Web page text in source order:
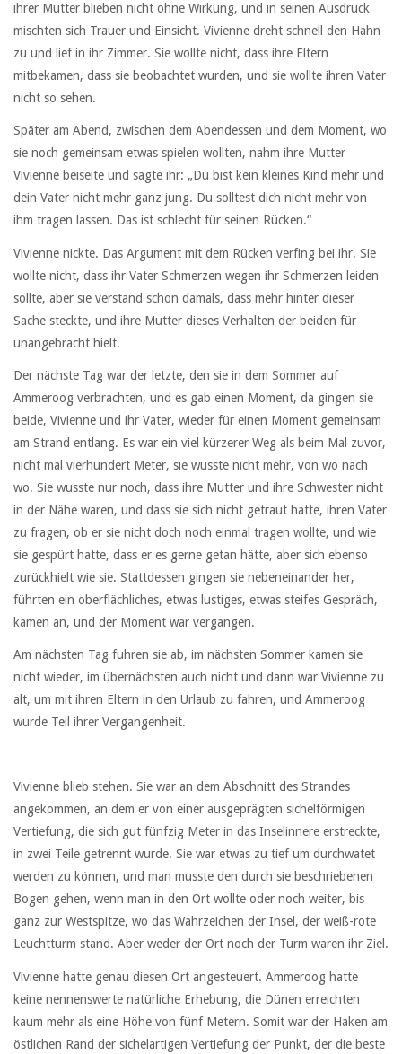
ihrer Mutter blieben nicht ohne Wirkung, und in seinen Ausdruck
mischten sich Trauer und Einsicht. Vivienne dreht schnell den Hahn
zu und lief in ihr Zimmer. Sie wollte nicht, dass ihre Eltern
mitbekamen, dass sie beobachtet wurden, und sie wollte ihren Vater
nicht so sehen.
Später am Abend, zwischen dem Abendessen und dem Moment, wo
sie noch gemeinsam etwas spielen wollten, nahm ihre Mutter
Vivienne beiseite und sagte ihr: „Du bist kein kleines Kind mehr und
dein Vater nicht mehr ganz jung. Du solltest dich nicht mehr von
ihm tragen lassen. Das ist schlecht für seinen Rücken.“
Vivienne nickte. Das Argument mit dem Rücken verfing bei ihr. Sie
wollte nicht, dass ihr Vater Schmerzen wegen ihr Schmerzen leiden
sollte, aber sie verstand schon damals, dass mehr hinter dieser
Sache steckte, und ihre Mutter dieses Verhalten der beiden für
unangebracht hielt.
Der nächste Tag war der letzte, den sie in dem Sommer auf
Ammeroog verbrachten, und es gab einen Moment, da gingen sie
beide, Vivienne und ihr Vater, wieder für einen Moment gemeinsam
am Strand entlang. Es war ein viel kürzerer Weg als beim Mal zuvor,
nicht mal vierhundert Meter, sie wusste nicht mehr, von wo nach
wo. Sie wusste nur noch, dass ihre Mutter und ihre Schwester nicht
in der Nähe waren, und dass sie sich nicht getraut hatte, ihren Vater
zu fragen, ob er sie nicht doch noch einmal tragen wollte, und wie
sie gespürt hatte, dass er es gerne getan hätte, aber sich ebenso
zurückhielt wie sie. Stattdessen gingen sie nebeneinander her,
führten ein oberflächliches, etwas lustiges, etwas steifes Gespräch,
kamen an, und der Moment war vergangen.
Am nächsten Tag fuhren sie ab, im nächsten Sommer kamen sie
nicht wieder, im übernächsten auch nicht und dann war Vivienne zu
alt, um mit ihren Eltern in den Urlaub zu fahren, und Ammeroog
wurde Teil ihrer Vergangenheit.
Vivienne blieb stehen. Sie war an dem Abschnitt des Strandes
angekommen, an dem er von einer ausgeprägten sichelförmigen
Vertiefung, die sich gut fünfzig Meter in das Inselinnere erstreckte,
in zwei Teile getrennt wurde. Sie war etwas zu tief um durchwatet
werden zu können, und man musste den durch sie beschriebenen
Bogen gehen, wenn man in den Ort wollte oder noch weiter, bis
ganz zur Westspitze, wo das Wahrzeichen der Insel, der weiß-rote
Leuchtturm stand. Aber weder der Ort noch der Turm waren ihr Ziel.
Vivienne hatte genau diesen Ort angesteuert. Ammeroog hatte
keine nennenswerte natürliche Erhebung, die Dünen erreichten
kaum mehr als eine Höhe von fünf Metern. Somit war der Haken am
östlichen Rand der sichelartigen Vertiefung der Punkt, der die beste